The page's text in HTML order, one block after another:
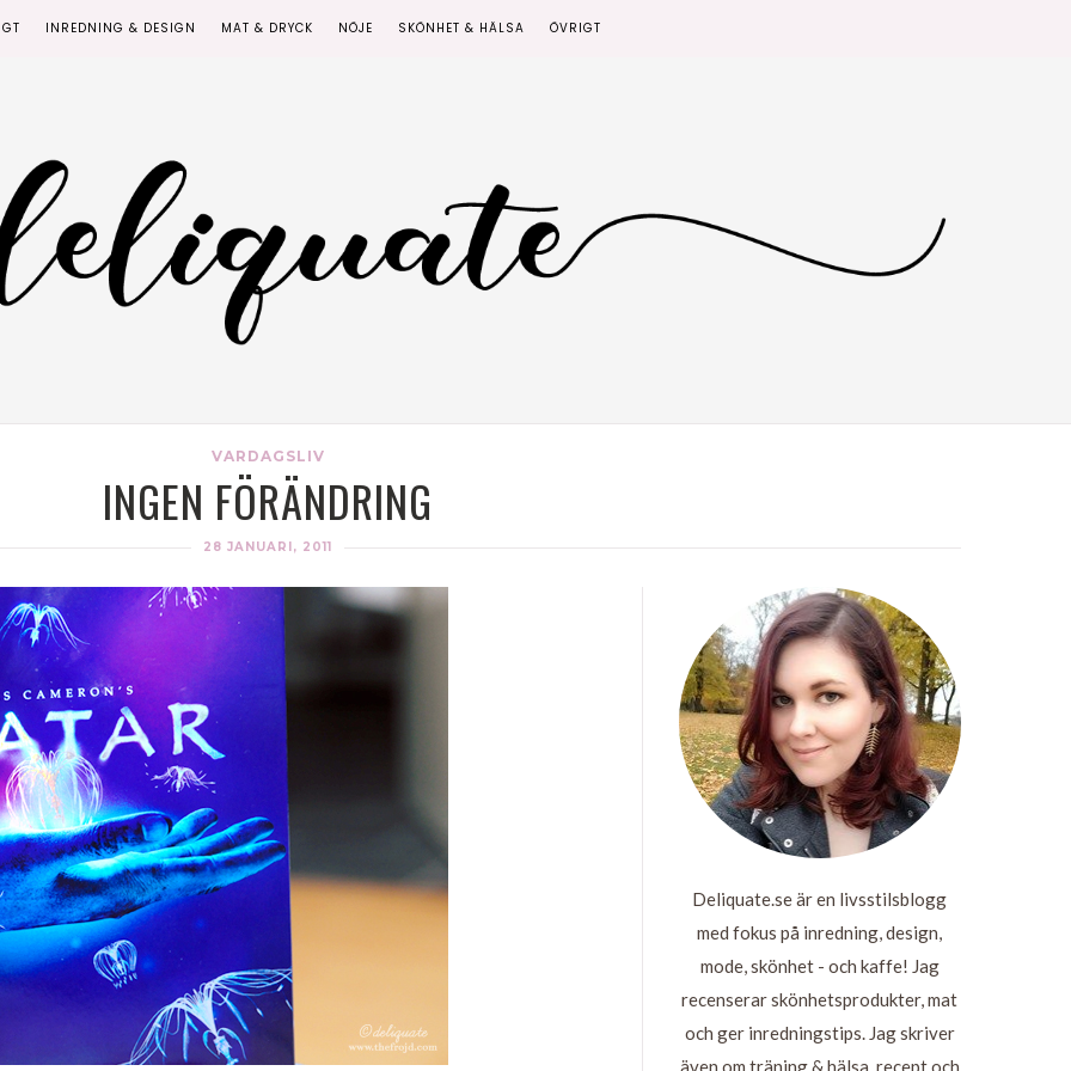
INREDNING & DESIGN MAT & DRYCK NÖJE SKÖNHET & HÄLSA ÖVRIGT
VARDAGSLIV
INGEN FÖRÄNDRING
28 JANUARI, 2011
Deliquate.se är en livsstilsblogg
med fokus på inredning, design,
mode, skönhet - och kaffe! Jag
recenserar skönhetsprodukter, mat
och ger inredningstips. Jag skriver
även om träning & hälsa, recept och